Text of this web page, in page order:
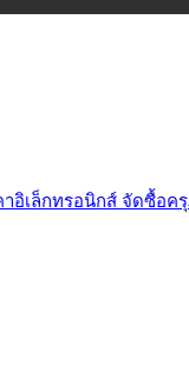
าอิเล็กทรอนิกส์ จัดซื้